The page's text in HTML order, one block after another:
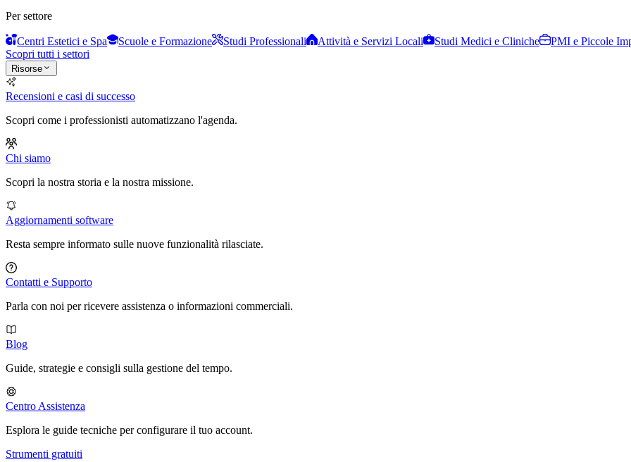
Per settore
Centri Estetici e Spa Scuole e Formazione Studi Professionali Attività e Servizi Locali Studi Medici e Cliniche
PMI e Piccole
Scopri tutti i settori
Risorse
Recensioni e casi di successo
Scopri come i professionisti automatizzano l'agenda.
Chi siamo
Scopri la nostra storia e la nostra missione.
Aggiornamenti software
Resta sempre informato sulle nuove funzionalità rilasciate.
Contatti e Supporto
Parla con noi per ricevere assistenza o informazioni commerciali.
Blog
Guide, strategie e consigli sulla gestione del tempo.
Centro Assistenza
Esplora le guide tecniche per configurare il tuo account.
Strumenti gratuiti